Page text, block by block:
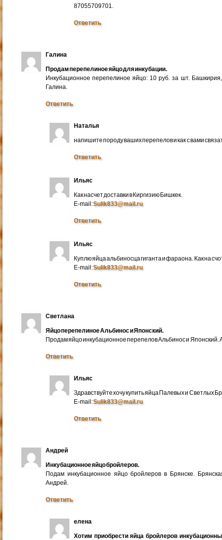
87055709701.
Ответить
Галина
Продам перепелиное яйцо для инкубации.
Инкубационное перепелиное яйцо: 10 руб. за шт.
Галина.
Ответить
Наталья
напишите породу ваших перепелов и как с вами
Ответить
Ильяс
Как насчет доставки в Киргизию Бишкек.
E-mail:Sulik833@mail.ru
Ответить
Ильяс
Куплю яйца альбиносца гиганта и фараона. Как на
E-mail:Sulik833@mail.ru
Ответить
Светлана
Яйцо перепелиное Альбинос и Японский.
Продам яйцо инкубационное перепелов Альбинос и
Ответить
Ильяс
Здравствуйте хочу купить яйца Палевых и Светлых
E-mail:Sulik833@mail.ru
Ответить
Андрей
Инкубационное яйцо бройлеров.
Подам инкубационное яйцо бройлеров в Брянске.
Андрей.
Ответить
елена
Хотим приобрести яйца бройлеров